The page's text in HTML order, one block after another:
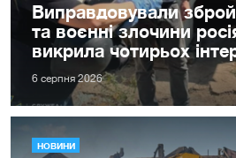
Виправдовували
та воєнні злочини
викрила чотирьох
6 серпня 2026
НОВИНИ